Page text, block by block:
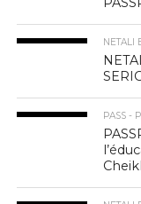
NETALI
PASS -